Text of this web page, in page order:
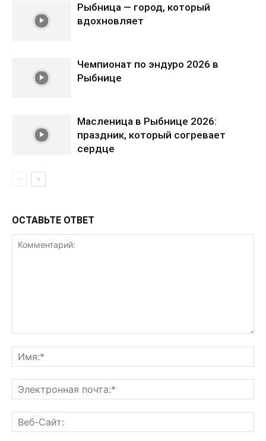
Рыбница — город, который
вдохновляет
Чемпионат по эндуро 2026 в
Рыбнице
Масленица в Рыбнице 2026:
праздник, который согревает
сердце
ОСТАВЬТЕ ОТВЕТ